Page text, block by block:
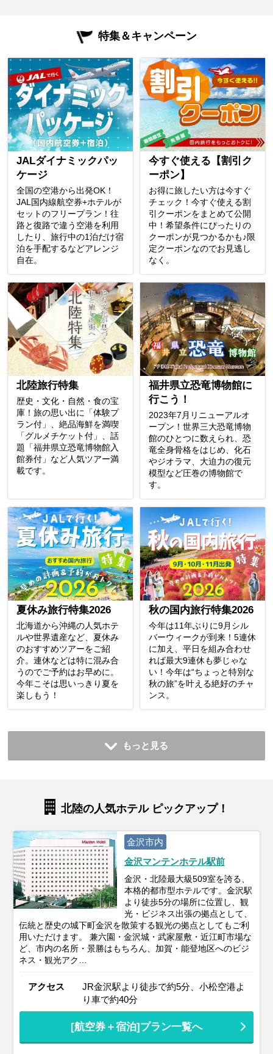
特集＆キャンペーン
JALダイナミックパッ
ケージ
全国の空港から出発OK！
JAL国内線航空券+ホテルが
セットのフリープラン！往
路と復路で違う空港を利用
したり、旅行中の1泊だけ宿
泊を手配するなどアレンジ
自在。
今すぐ使える【割引ク
ーポン】
お得に旅したい方は今すぐ
チェック！今すぐ使える割
引クーポンをまとめて公開
中！希望条件にぴったりの
クーポンが見つかるかも♪限
定クーポンなのでお見逃し
なく。
北陸旅行特集
歴史・文化・自然・食の宝
庫！旅の思い出に「体験プ
ラン付」、絶品海鮮を満喫
「グルメチケット付」、話
題「福井県立恐竜博物館入
館券付」など人気ツアー満
載です。
福井県立恐竜博物館に
行こう！
2023年7月リニューアルオ
ープン！世界三大恐竜博物
館のひとつに数えられ、恐
竜全身骨格をはじめ、化石
やジオラマ、大迫力の復元
模型など圧巻の博物館で
す。
夏休み旅行特集2026
北海道から沖縄の人気ホテ
ルや世界遺産など、夏休み
のおすすめツアーをご紹
介。連休などは特に混み合
うのでご予約はお早めに。
今年こそは思いっきり夏を
楽しもう！
秋の国内旅行特集2026
今年は11年ぶりに9月シル
バーウィークが到来！5連休
に加え、平日を組み合わせ
れば最大9連休も夢じゃな
い！今年は“ちょっと特別な
秋の旅”を叶える絶好のチャ
ンス。
もっと見る
北陸の人気ホテル ピックアップ！
金沢市内
金沢マンテンホテル駅前
金沢・北陸最大級509室を誇る、
本格的都市型ホテルです。金沢駅
より徒歩5分の場所に位置し、観
光・ビジネス出張の拠点として、
伝統と歴史の城下町金沢を散策する観光の拠点としてもご利
用いただけます。 兼六園・金沢城・武家屋敷・近江町市場な
ど、市内の名所・景勝はもちろん、加賀・能登地区へのビジ
ネス・観光アク…
アクセス
JR金沢駅より徒歩で約5分、小松空港よ
り車で約40分
[航空券＋宿泊]プラン一覧へ